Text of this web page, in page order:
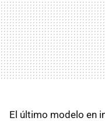
El último modelo en